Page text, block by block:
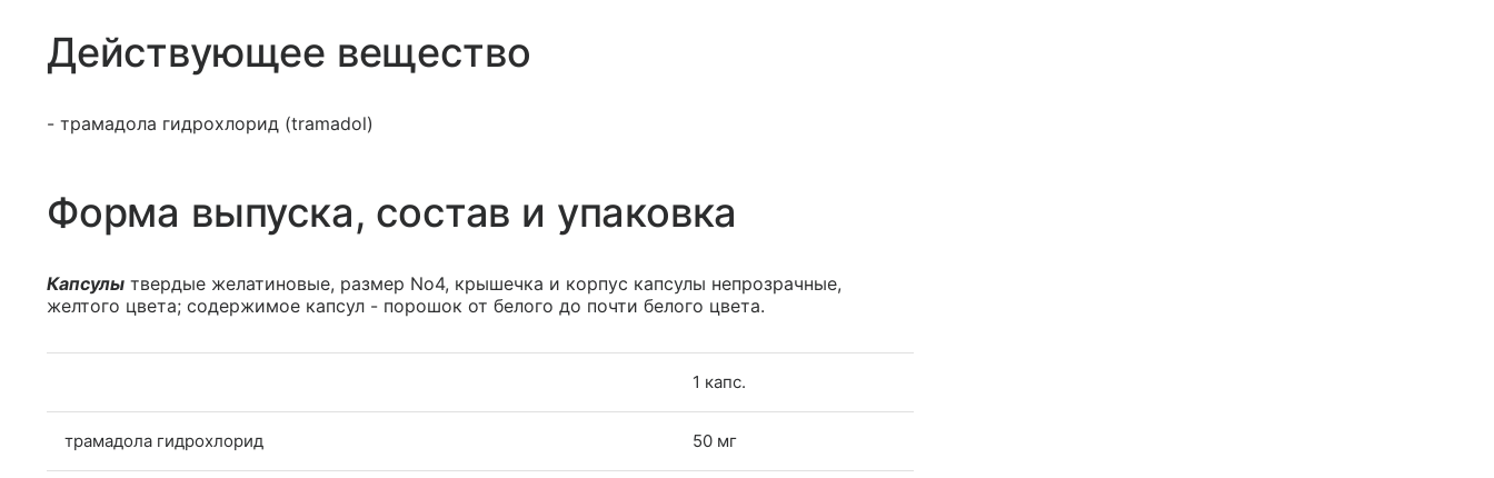
Действующее вещество
- трамадола гидрохлорид (tramadol)
Форма выпуска, состав и упаковка
Капсулы твердые желатиновые, размер No4, крышечка и корпус капсулы непрозрачные,
желтого цвета; содержимое капсул - порошок от белого до почти белого цвета.
1 капс.
трамадола гидрохлорид 50 мг